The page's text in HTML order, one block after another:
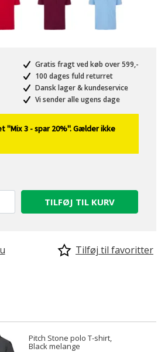
Gratis fragt ved køb over 599,-
100 dages fuld returret
Dansk lager & kundeservice
Vi sender alle ugens dage
3 - spar 20%". Gælder ikke
TILFØJ TIL KURV
Tilføj til favoritter
Pitch Stone polo T-shirt,
Black melange